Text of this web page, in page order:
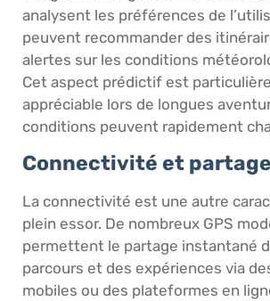
analysent les préférences de
peuvent recommander des
alertes sur les conditions
Cet aspect prédictif est
appréciable lors de longues
conditions peuvent rapidement
Connectivité et partage
La connectivité est une autre
plein essor. De nombreux GPS
permettent le partage instantané
parcours et des expériences via
mobiles ou des plateformes en